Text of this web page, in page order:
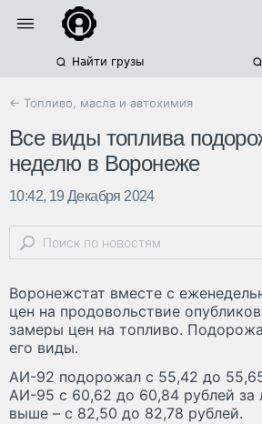
Найти грузы
← Топливо, масла и автохимия
Все виды топлива
неделю в Воронеже
10:42, 19 Декабря 2024
Воронежстат вместе с
цен на продовольствие
замеры цен на топливо.
его виды.
АИ-92 подорожал с 55,42 до
АИ-95 с 60,62 до 60,84 рублей за
выше – с 82,50 до 82,78 рублей.